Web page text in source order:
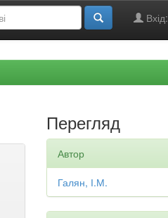
Вхід:
Перегляд
Автор
Галян, І.М.